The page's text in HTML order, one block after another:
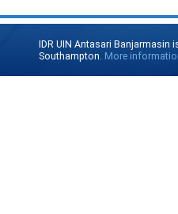
IDR UIN Antasari Banjarmasin
Southampton. More